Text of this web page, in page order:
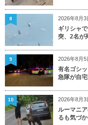
2026年8月3
ギリシャ
突、2名が
8
2026年8月5
有名ゴシ
急隊が自
9
2026年8月3
ルーマニ
るも気づか
10